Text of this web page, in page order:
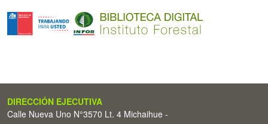
DIRECCIÓN EJECUTIVA
Calle Nueva Uno N°3570 Lt. 4 Michaihue -